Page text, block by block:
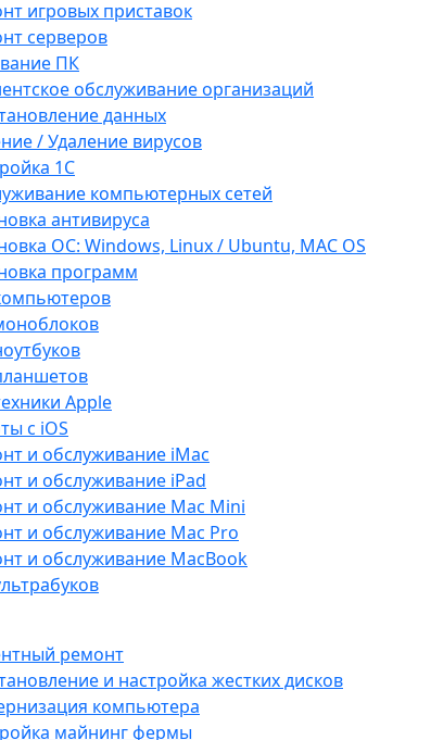
игровых приставок
серверов
ПК
обслуживание организаций
данных
/ Удаление вирусов
1С
компьютерных сетей
антивируса
ОС: Windows, Linux / Ubuntu, МАС OS
программ
Apple
с iOS
и обслуживание iMac
и обслуживание iPad
и обслуживание Mac Mini
и обслуживание Mac Pro
и обслуживание MacBook
ремонт
и настройка жестких дисков
компьютера
майнинг фермы